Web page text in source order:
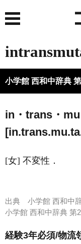
小学館 西和中辞典
in・trans・
[女] 不変性．
出典 小学館 西和中
小学館 西和中辞典
経験3年必須/物流